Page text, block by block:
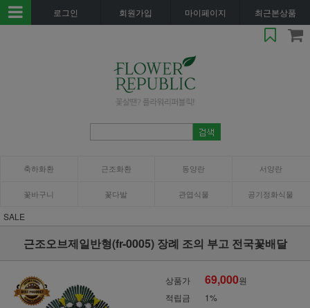
로그인 회원가입 마이페이지 최근본상품
축하화환 근조화환 동양란 서양란
꽃바구니 꽃다발 관엽식물 공기정화식물
SALE
근조오브제일반형(fr-0005) 장례 조의 부고 전국꽃배달
상품가 69,000원
적립금
1%